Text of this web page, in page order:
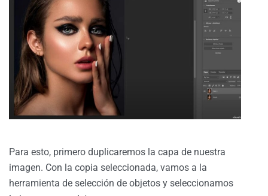
Para esto, primero duplicaremos la capa de nuestra
imagen. Con la copia seleccionada, vamos a la
herramienta de selección de objetos y seleccionamos